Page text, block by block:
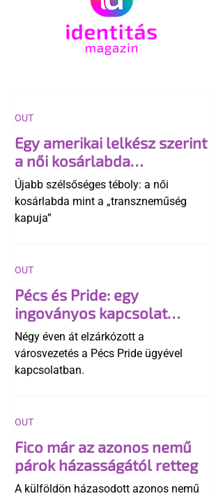
Egy amerikai lelkész szerint
a női kosárlabda
transzneműséghez vezet
Újabb szélsőséges téboly: a női
kosárlabda mint a „transzneműség
kapuja”
OUT
Pécs és Pride: egy
ingoványos kapcsolat
története
Négy éven át elzárkózott a
városvezetés a Pécs Pride ügyével
kapcsolatban.
OUT
Fico már az azonos nemű
párok házasságától retteg
A külföldön házasodott azonos nemű
OUT